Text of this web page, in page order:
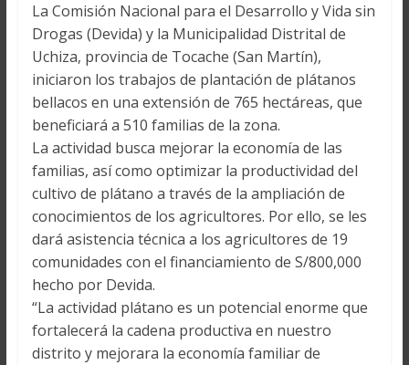
La Comisión Nacional para el Desarrollo y Vida sin
Drogas (Devida) y la Municipalidad Distrital de
Uchiza, provincia de Tocache (San Martín),
iniciaron los trabajos de plantación de plátanos
bellacos en una extensión de 765 hectáreas, que
beneficiará a 510 familias de la zona.
La actividad busca mejorar la economía de las
familias, así como optimizar la productividad del
cultivo de plátano a través de la ampliación de
conocimientos de los agricultores. Por ello, se les
dará asistencia técnica a los agricultores de 19
comunidades con el financiamiento de S/800,000
hecho por Devida.
“La actividad plátano es un potencial enorme que
fortalecerá la cadena productiva en nuestro
distrito y mejorara la economía familiar de